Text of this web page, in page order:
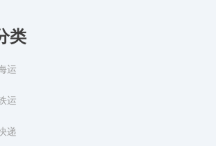
类
运
运
递